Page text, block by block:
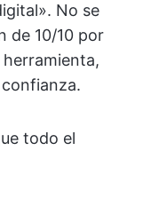
No se
de 10/10 por
todo el